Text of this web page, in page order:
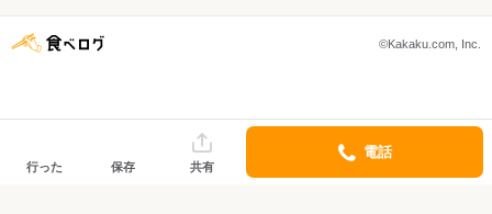
©Kakaku.com, Inc.
行った 保存 共有
電話